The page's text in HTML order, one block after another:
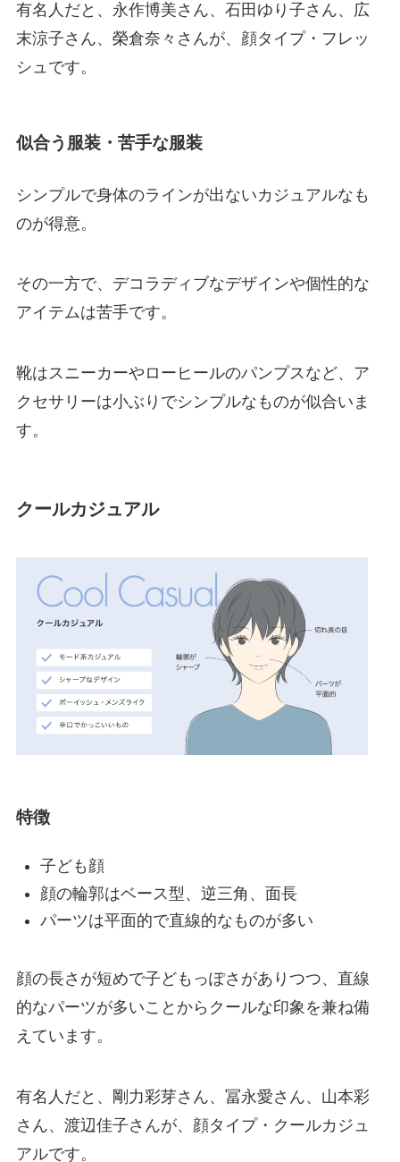
有名人だと、永作博美さん、石田ゆり子さん、広
末涼子さん、榮倉奈々さんが、顔タイプ・フレッ
シュです。
似合う服装・苦手な服装
シンプルで身体のラインが出ないカジュアルなも
のが得意。
その一方で、デコラディブなデザインや個性的な
アイテムは苦手です。
靴はスニーカーやローヒールのパンプスなど、ア
クセサリーは小ぶりでシンプルなものが似合いま
す。
クールカジュアル
特徴
子ども顔
顔の輪郭はベース型、逆三角、面長
パーツは平面的で直線的なものが多い
顔の長さが短めで子どもっぽさがありつつ、直線
的なパーツが多いことからクールな印象を兼ね備
えています。
有名人だと、剛力彩芽さん、冨永愛さん、山本彩
さん、渡辺佳子さんが、顔タイプ・クールカジュ
アルです。